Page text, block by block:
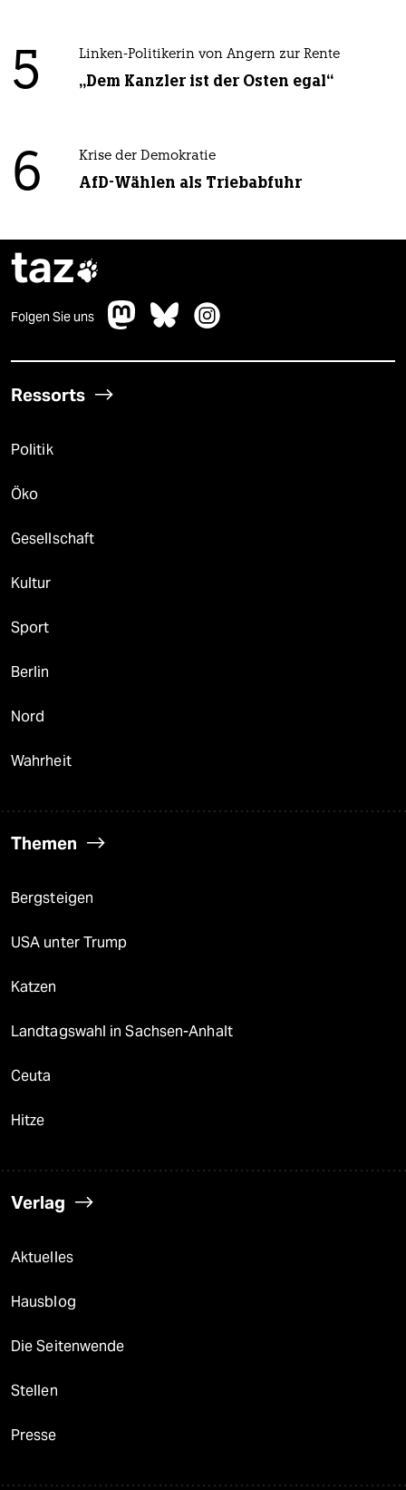
5
Linken-Politikerin von Angern zur Rente
„Dem Kanzler ist der Osten egal“
6 Krise der Demokratie
AfD-Wählen als Triebabfuhr
taz
Folgen Sie uns
Ressorts
Politik
Öko
Gesellschaft
Kultur
Sport
Berlin
Nord
Wahrheit
Themen
Bergsteigen
USA unter Trump
Katzen
Landtagswahl in Sachsen-Anhalt
Ceuta
Hitze
Verlag
Aktuelles
Hausblog
Die Seitenwende
Stellen
Presse